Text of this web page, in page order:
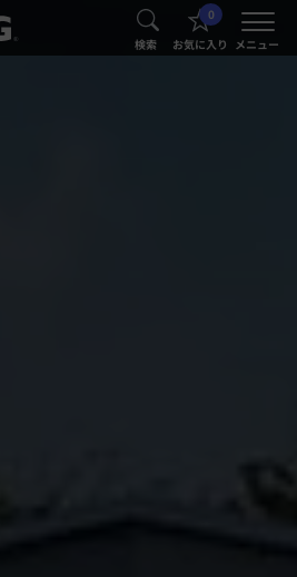
® 検索
0
お気に入り メニュー
®